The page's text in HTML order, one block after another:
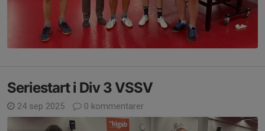
Seriestart i Div 3 VSSV
24 sep 2025 0 kommentarer